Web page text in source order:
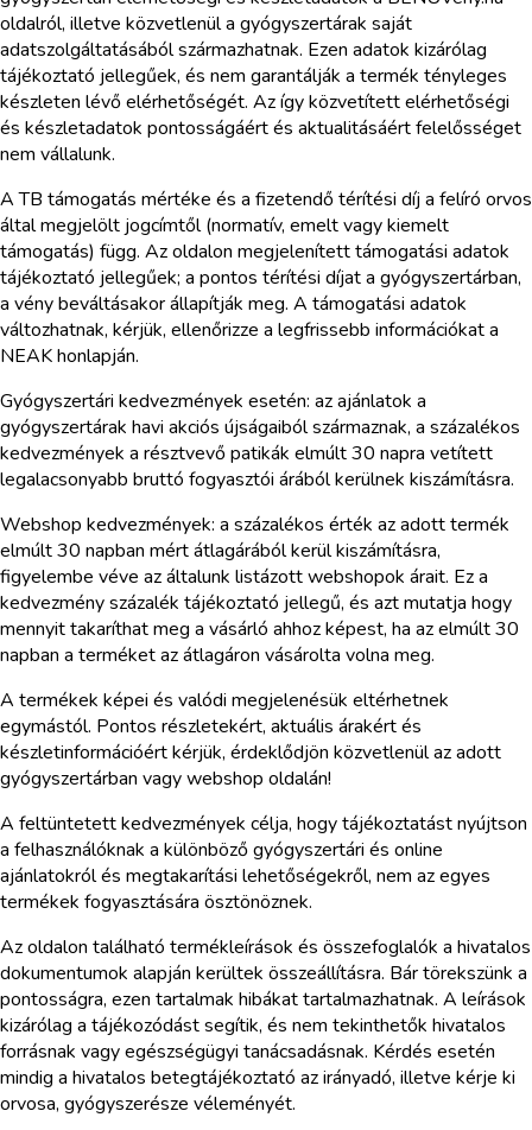
oldalról, illetve közvetlenül a gyógyszertárak saját
adatszolgáltatásából származhatnak. Ezen adatok kizárólag
tájékoztató jellegűek, és nem garantálják a termék tényleges
készleten lévő elérhetőségét. Az így közvetített elérhetőségi
és készletadatok pontosságáért és aktualitásáért felelősséget
nem vállalunk.
A TB támogatás mértéke és a fizetendő térítési díj a felíró orvos
által megjelölt jogcímtől (normatív, emelt vagy kiemelt
támogatás) függ. Az oldalon megjelenített támogatási adatok
tájékoztató jellegűek; a pontos térítési díjat a gyógyszertárban,
a vény beváltásakor állapítják meg. A támogatási adatok
változhatnak, kérjük, ellenőrizze a legfrissebb információkat a
NEAK honlapján.
Gyógyszertári kedvezmények esetén: az ajánlatok a
gyógyszertárak havi akciós újságaiból származnak, a százalékos
kedvezmények a résztvevő patikák elmúlt 30 napra vetített
legalacsonyabb bruttó fogyasztói árából kerülnek kiszámításra.
Webshop kedvezmények: a százalékos érték az adott termék
elmúlt 30 napban mért átlagárából kerül kiszámításra,
figyelembe véve az általunk listázott webshopok árait. Ez a
kedvezmény százalék tájékoztató jellegű, és azt mutatja hogy
mennyit takaríthat meg a vásárló ahhoz képest, ha az elmúlt 30
napban a terméket az átlagáron vásárolta volna meg.
A termékek képei és valódi megjelenésük eltérhetnek
egymástól. Pontos részletekért, aktuális árakért és
készletinformációért kérjük, érdeklődjön közvetlenül az adott
gyógyszertárban vagy webshop oldalán!
A feltüntetett kedvezmények célja, hogy tájékoztatást nyújtson
a felhasználóknak a különböző gyógyszertári és online
ajánlatokról és megtakarítási lehetőségekről, nem az egyes
termékek fogyasztására ösztönöznek.
Az oldalon található termékleírások és összefoglalók a hivatalos
dokumentumok alapján kerültek összeállításra. Bár törekszünk a
pontosságra, ezen tartalmak hibákat tartalmazhatnak. A leírások
kizárólag a tájékozódást segítik, és nem tekinthetők hivatalos
forrásnak vagy egészségügyi tanácsadásnak. Kérdés esetén
mindig a hivatalos betegtájékoztató az irányadó, illetve kérje ki
orvosa, gyógyszerésze véleményét.